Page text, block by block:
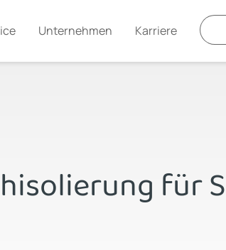
Unternehmen Karriere
für